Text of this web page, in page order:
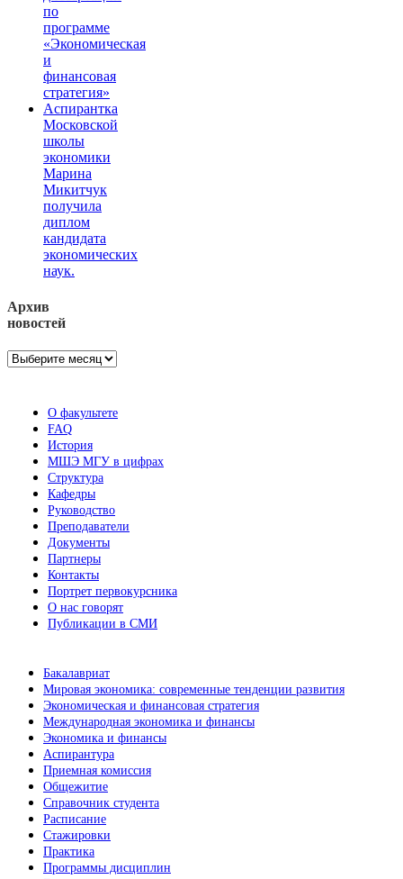
по
программе
«Экономическая
и
финансовая
стратегия»
Аспирантка
Московской
школы
экономики
Марина
Микитчук
получила
диплом
кандидата
экономических
наук.
Архив
новостей
Архив
О факультете
FAQ
История
МШЭ МГУ в цифрах
Структура
Кафедры
Руководство
Преподаватели
Документы
Партнеры
Контакты
Портрет первокурсника
О нас говорят
Публикации в СМИ
Бакалавриат
Мировая экономика: современные тенденции развития
Экономическая и финансовая стратегия
Международная экономика и финансы
Экономика и финансы
Аспирантура
Приемная комиссия
Общежитие
Справочник студента
Расписание
Стажировки
Практика
Программы дисциплин